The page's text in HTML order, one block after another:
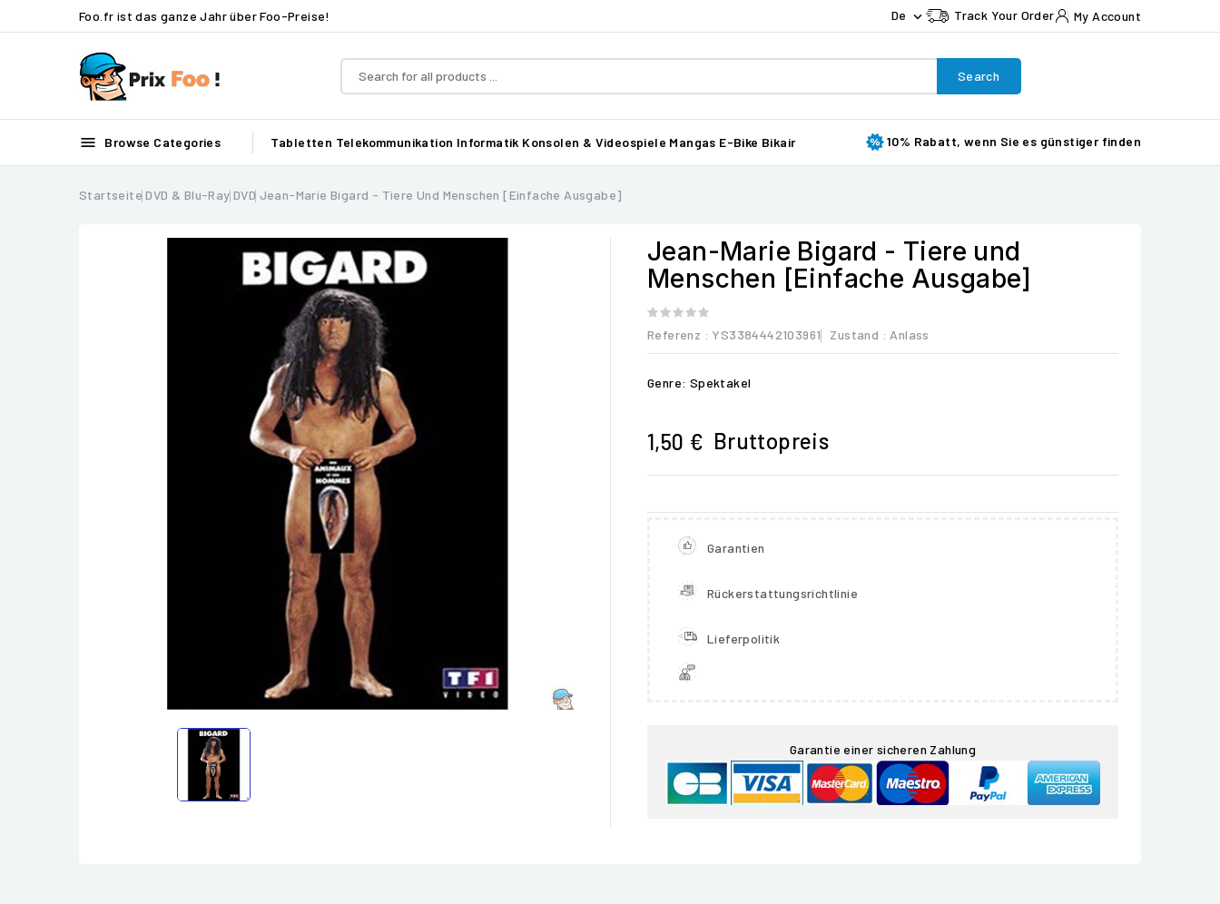
Foo.fr ist das ganze Jahr über Foo-Preise! De  Track Your Order My Account
Search
 Browse Categories Tabletten Telekommunikation Informatik Konsolen & Videospiele Mangas E-Bike Bikair 10% Rabatt, wenn Sie es günstiger finden
Startseite DVD & Blu-Ray DVD Jean-Marie Bigard - Tiere Und Menschen [Einfache Ausgabe]

Jean-Marie Bigard - Tiere und
Menschen [Einfache Ausgabe]
Referenz : YS3384442103961 Zustand : Anlass
Genre: Spektakel
1,50 € Bruttopreis
Garantien
Rückerstattungsrichtlinie
Lieferpolitik
Garantie einer sicheren Zahlung